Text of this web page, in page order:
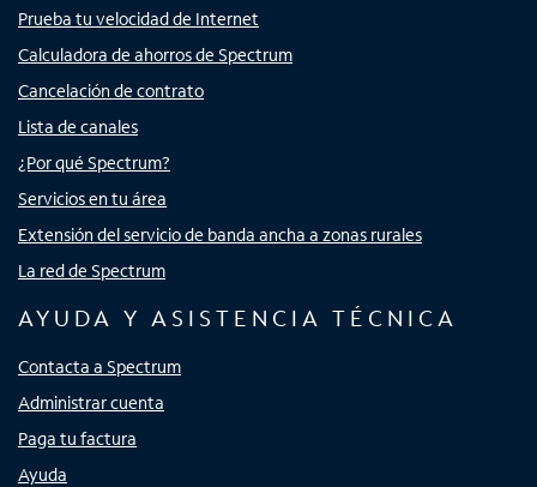
Prueba tu velocidad de Internet
Calculadora de ahorros de Spectrum
Cancelación de contrato
Lista de canales
¿Por qué Spectrum?
Servicios en tu área
Extensión del servicio de banda ancha a zonas rurales
La red de Spectrum
AYUDA Y ASISTENCIA TÉCNICA
Contacta a Spectrum
Administrar cuenta
Paga tu factura
Ayuda